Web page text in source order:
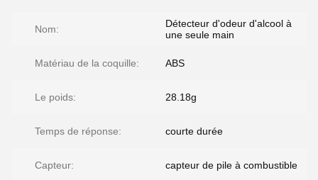
Nom:
Détecteur d'odeur d'alcool à
une seule main
Matériau de la coquille: ABS
Le poids: 28.18g
Temps de réponse: courte durée
Capteur: capteur de pile à combustible